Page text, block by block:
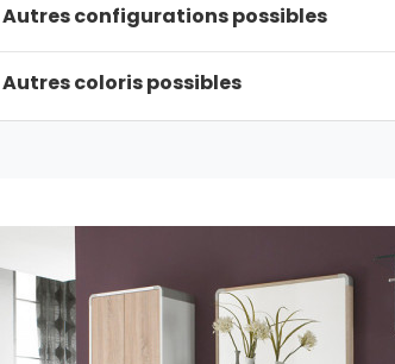
Autres configurations possibles
Autres coloris possibles